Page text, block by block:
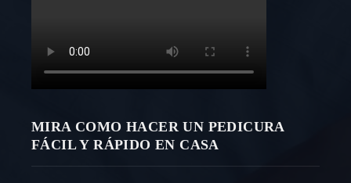
MIRA COMO HACER UN PEDICURA
FÁCIL Y RÁPIDO EN CASA